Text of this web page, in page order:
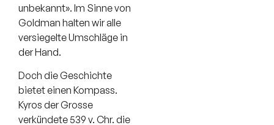
unbekannt». Im Sinne von
Goldman halten wir alle
versiegelte Umschläge in
der Hand.
Doch die Geschichte
bietet einen Kompass.
Kyros der Grosse
verkündete 539 v. Chr. die